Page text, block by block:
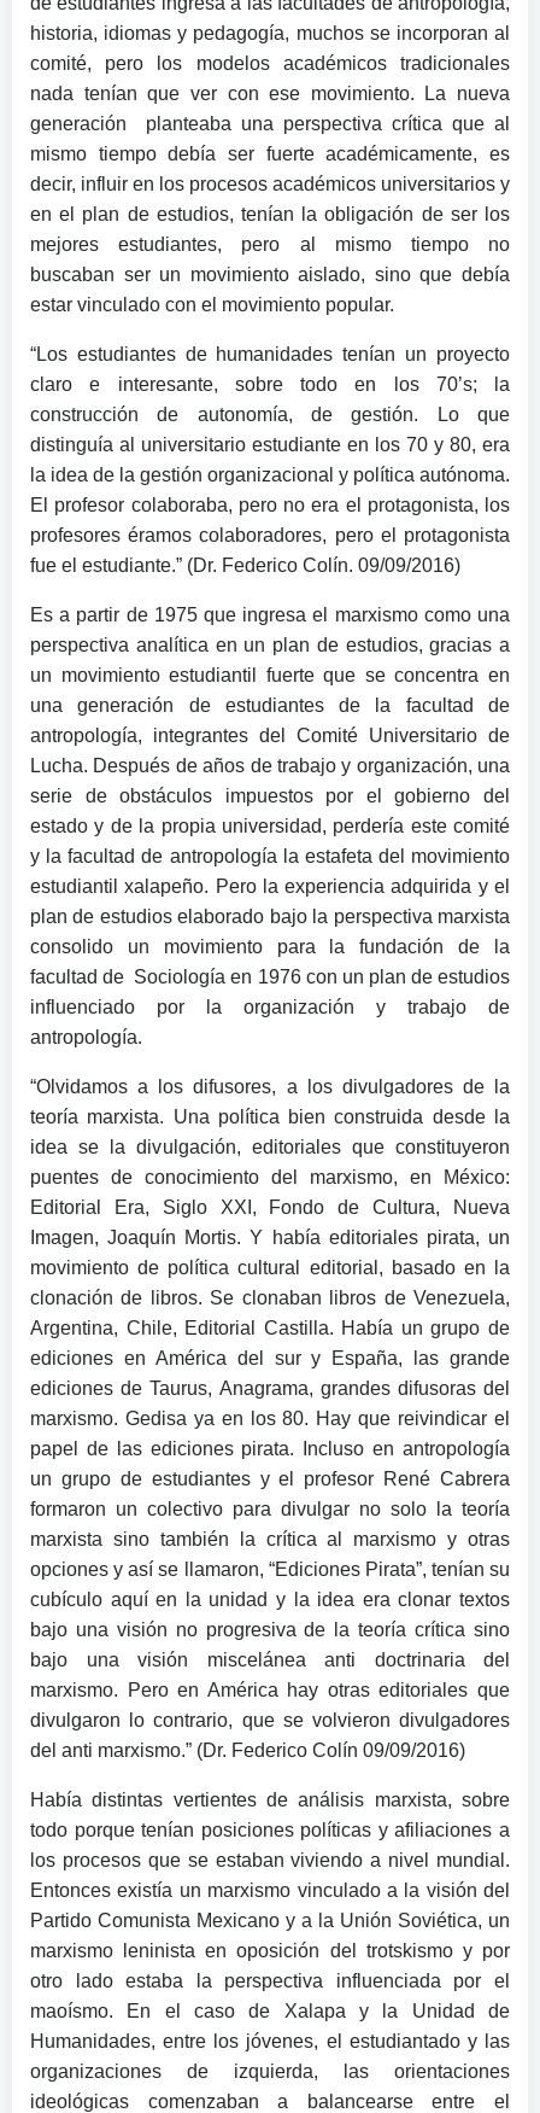
historia, idiomas y pedagogía, muchos se incorporan al
comité, pero los modelos académicos tradicionales
nada tenían que ver con ese movimiento. La nueva
generación planteaba una perspectiva crítica que al
mismo tiempo debía ser fuerte académicamente, es
decir, influir en los procesos académicos universitarios y
en el plan de estudios, tenían la obligación de ser los
mejores estudiantes, pero al mismo tiempo no
buscaban ser un movimiento aislado, sino que debía
estar vinculado con el movimiento popular.
“Los estudiantes de humanidades tenían un proyecto
claro e interesante, sobre todo en los 70’s; la
construcción de autonomía, de gestión. Lo que
distinguía al universitario estudiante en los 70 y 80, era
la idea de la gestión organizacional y política autónoma.
El profesor colaboraba, pero no era el protagonista, los
profesores éramos colaboradores, pero el protagonista
fue el estudiante.” (Dr. Federico Colín. 09/09/2016)
Es a partir de 1975 que ingresa el marxismo como una
perspectiva analítica en un plan de estudios, gracias a
un movimiento estudiantil fuerte que se concentra en
una generación de estudiantes de la facultad de
antropología, integrantes del Comité Universitario de
Lucha. Después de años de trabajo y organización, una
serie de obstáculos impuestos por el gobierno del
estado y de la propia universidad, perdería este comité
y la facultad de antropología la estafeta del movimiento
estudiantil xalapeño. Pero la experiencia adquirida y el
plan de estudios elaborado bajo la perspectiva marxista
consolido un movimiento para la fundación de la
facultad de Sociología en 1976 con un plan de estudios
influenciado por la organización y trabajo de
antropología.
“Olvidamos a los difusores, a los divulgadores de la
teoría marxista. Una política bien construida desde la
idea se la divulgación, editoriales que constituyeron
puentes de conocimiento del marxismo, en México:
Editorial Era, Siglo XXI, Fondo de Cultura, Nueva
Imagen, Joaquín Mortis. Y había editoriales pirata, un
movimiento de política cultural editorial, basado en la
clonación de libros. Se clonaban libros de Venezuela,
Argentina, Chile, Editorial Castilla. Había un grupo de
ediciones en América del sur y España, las grande
ediciones de Taurus, Anagrama, grandes difusoras del
marxismo. Gedisa ya en los 80. Hay que reivindicar el
papel de las ediciones pirata. Incluso en antropología
un grupo de estudiantes y el profesor René Cabrera
formaron un colectivo para divulgar no solo la teoría
marxista sino también la crítica al marxismo y otras
opciones y así se llamaron, “Ediciones Pirata”, tenían su
cubículo aquí en la unidad y la idea era clonar textos
bajo una visión no progresiva de la teoría crítica sino
bajo una visión miscelánea anti doctrinaria del
marxismo. Pero en América hay otras editoriales que
divulgaron lo contrario, que se volvieron divulgadores
del anti marxismo.” (Dr. Federico Colín 09/09/2016)
Había distintas vertientes de análisis marxista, sobre
todo porque tenían posiciones políticas y afiliaciones a
los procesos que se estaban viviendo a nivel mundial.
Entonces existía un marxismo vinculado a la visión del
Partido Comunista Mexicano y a la Unión Soviética, un
marxismo leninista en oposición del trotskismo y por
otro lado estaba la perspectiva influenciada por el
maoísmo. En el caso de Xalapa y la Unidad de
Humanidades, entre los jóvenes, el estudiantado y las
organizaciones de izquierda, las orientaciones
ideológicas comenzaban a balancearse entre el